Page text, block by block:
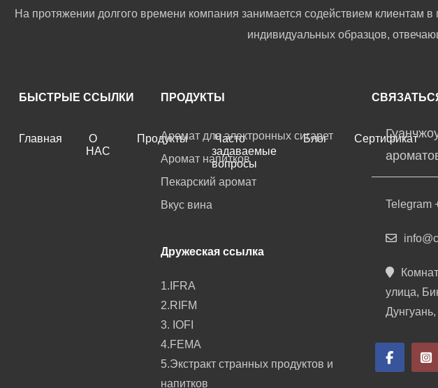
На протяжении долгого времени компания занимается содействием клиентам
индивидуальных образцов,
БЫСТРЫЕ ССЫЛКИ
Главная
О
НАС
Продукты
Часто
задаваемые
вопросы
Блог Сертификат
ПРОДУКТЫ
Аромат для электронных сигарет
Аромат напитков
Пекарский аромат
Вкус вина
Дружеская ссылка
1.IFRA
2.RIFM
3. IOFI
4.FEMA
5.Экстракт странных продуктов и
напитков
Telegram
улица,